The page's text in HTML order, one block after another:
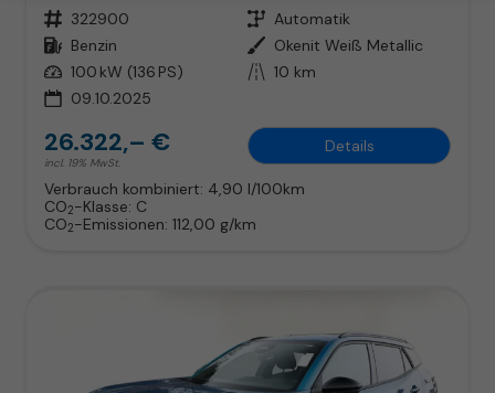
Fahrzeugnr. 322900 Getriebe Automatik
Kraftstoff Benzin Außenfarbe Okenit Weiß Metallic
Leistung 100 kW (136 PS) Kilometerstand 10 km
09.10.2025
26.322,– €
incl. 19% MwSt.
Details
Verbrauch kombiniert: 4,90 l/100km
CO2-Klasse: C
CO2-Emissionen: 112,00 g/km